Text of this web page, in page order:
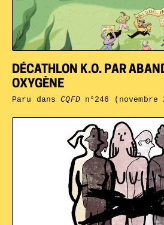
DÉCATHLON K.O. PAR
OXYGÈNE
Paru dansCQFDn°246 (novembre